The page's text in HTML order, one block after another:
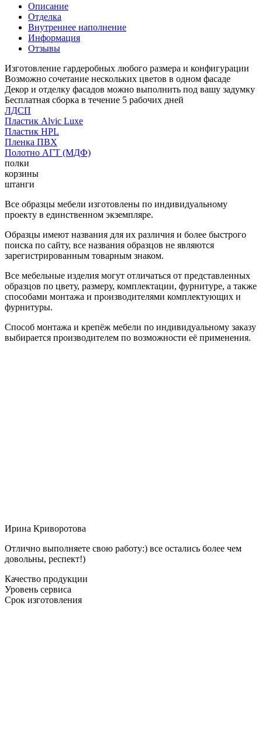
Описание
Отделка
Внутреннее наполнение
Информация
Отзывы
Изготовление гардеробных любого размера и конфигурации
Возможно сочетание нескольких цветов в одном фасаде
Декор и отделку фасадов можно выполнить под вашу задумку
Бесплатная сборка в течение 5 рабочих дней
ЛДСП
Пластик Alvic Luxe
Пластик HPL
Пленка ПВХ
Полотно АГТ (МДФ)
полки
корзины
штанги
Все образцы мебели изготовлены по индивидуальному
проекту в единственном экземпляре.
Образцы имеют названия для их различия и более быстрого
поиска по сайту, все названия образцов не являются
зарегистрированным товарным знаком.
Все мебельные изделия могут отличаться от представленных
образцов по цвету, размеру, комплектации, фурнитуре, а также
способами монтажа и производителями комплектующих и
фурнитуры.
Способ монтажа и крепёж мебели по индивидуальному заказу
выбирается производителем по возможности её применения.
Ирина Криворотова
Отлично выполняете свою работу:) все остались более чем
довольны, респект!)
Качество продукции
Уровень сервиса
Срок изготовления